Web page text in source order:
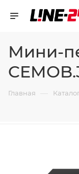
Мини-
Главная —